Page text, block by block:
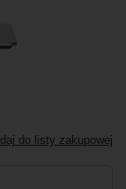
do listy zakupowej